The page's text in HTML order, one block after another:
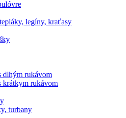
legíny, kraťasy
dlhým rukávom
krátkym rukávom
turbany